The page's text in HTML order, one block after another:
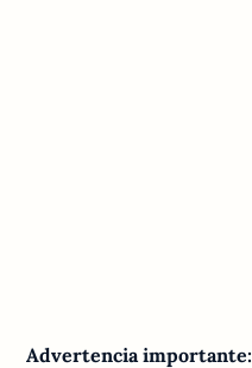
Advertencia importante: